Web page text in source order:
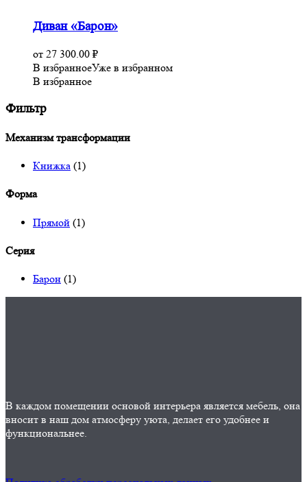
Диван «Барон»
от 27 300.00 ₽
В избранноеУже в избранном
В избранное
Фильтр
Механизм трансформации
Книжка (1)
Форма
Прямой (1)
Серия
Барон (1)
В каждом помещении основой интерьера является мебель, она
вносит в наш дом атмосферу уюта, делает его удобнее и
функциональнее.